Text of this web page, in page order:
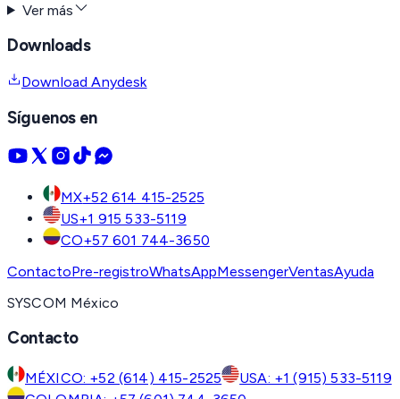
Ver más
Downloads
Download Anydesk
Síguenos en
MX+52 614 415-2525
US+1 915 533-5119
CO+57 601 744-3650
ContactoPre-registroWhatsAppMessengerVentasAyuda
SYSCOM México
Contacto
MÉXICO: +52 (614) 415-2525
USA: +1 (915) 533-5119